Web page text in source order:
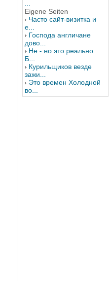
Eigene Seiten
Часто сайт-визитка и
е...
Господа англичане
дово...
Не - но это реально.
Б...
Курильщиков везде
зажи...
Это времен Холодной
во...